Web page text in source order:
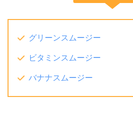
グリーンスムージー
ビタミンスムージー
バナナスムージー